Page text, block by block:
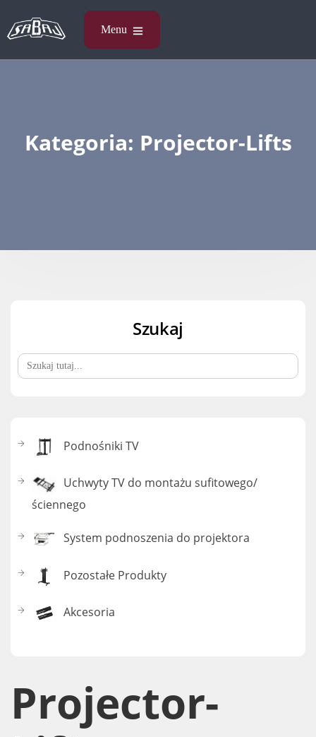
Kategoria: Projector-Lifts​
Projector-
Szukaj
Search
for:
Podnośniki TV
Uchwyty TV do montażu sufitowego/
ściennego
System podnoszenia do projektora
Pozostałe Produkty
Akcesoria